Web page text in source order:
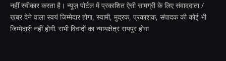
नहीं स्वीकार करता है। न्यूज़ पोर्टल में प्रकाशित ऐसी सामग्री के लिए संवाददाता /
खबर देने वाला स्वयं जिम्मेदार होगा, स्वामी, मुद्रक, प्रकाशक, संपादक की कोई भी
जिम्मेदारी नहीं होगी. सभी विवादों का न्यायक्षेत्र रायपुर होगा